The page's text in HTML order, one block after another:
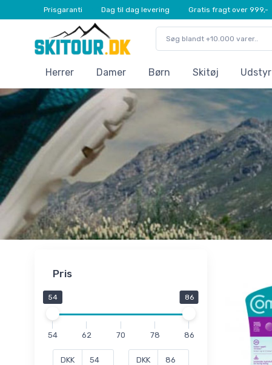
Prisgaranti Dag til dag levering Gratis fragt over 999,-
Herrer Damer Børn Skitøj Udstyr
Pris
54 86
54 62 70 78 86
DKK DKK